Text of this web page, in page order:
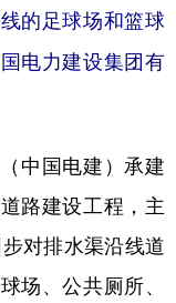
的足球场和篮球
电力建设集团有
中国电建）承建
路建设工程，主
对排水渠沿线道
场、公共厕所、